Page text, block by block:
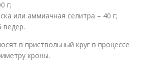
г;
или аммиачная селитра – 40 г;
ведер.
в приствольный круг в процессе
кроны.